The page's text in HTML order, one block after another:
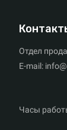
Отдел
E-mail:
Часы